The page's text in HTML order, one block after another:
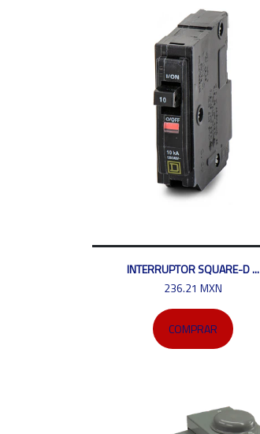
INTERRUPTOR SQUARE-D ...
236.21 MXN
COMPRAR